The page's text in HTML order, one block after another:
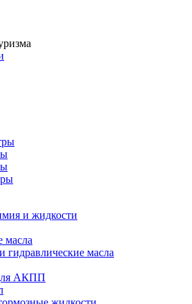
и жидкости
масла
гидравлические масла
АКПП